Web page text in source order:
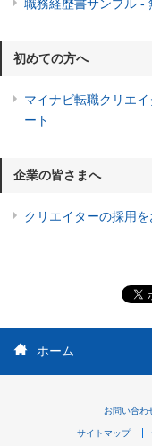
職務経歴書サンプル -
初めての方へ
マイナビ転職クリエ
ート
企業の皆さまへ
クリエイターの採用
ホーム
お問い合わ
サイトマップ